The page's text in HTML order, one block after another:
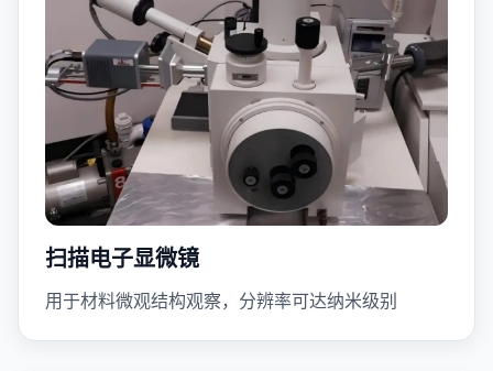
扫描电子显微镜
用于材料微观结构观察，分辨率可达纳米级别